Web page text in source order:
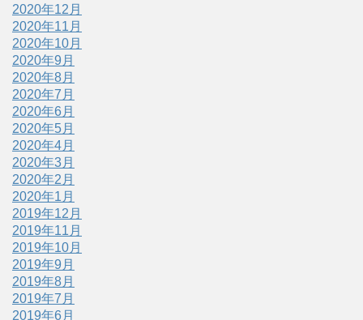
2020年12月
2020年11月
2020年10月
2020年9月
2020年8月
2020年7月
2020年6月
2020年5月
2020年4月
2020年3月
2020年2月
2020年1月
2019年12月
2019年11月
2019年10月
2019年9月
2019年8月
2019年7月
2019年6月